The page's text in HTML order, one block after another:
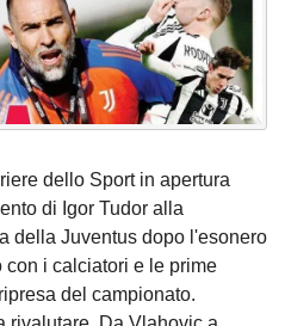
dello Sport in apertura
di Igor Tudor alla
della Juventus dopo l'esonero
con i calciatori e le prime
del campionato.